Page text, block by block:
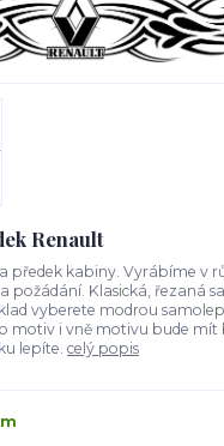
Renault
předek kabiny. Vyrábíme v
požádání. Klasická, řezaná
vyberete modrou
motiv i vně motivu bude mít
lepíte. celý popis